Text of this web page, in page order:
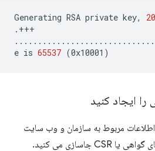
Generating RSA private key,
.+++
e is 65537 (0x10001
کنید
مربوط به سازمان و وب سایت
خود را در یک درخواست امضای گواهی یا CSR جاسازی می کنید.